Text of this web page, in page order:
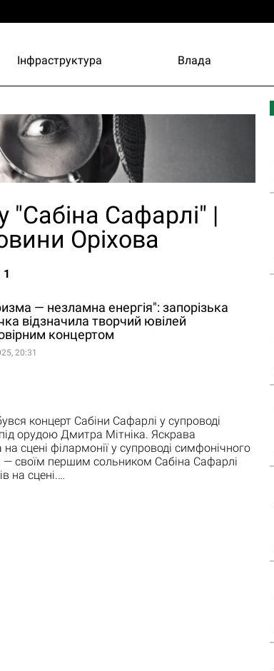
Інфраструктура Влада
"Сабіна Сафарлі" |
Оріхова
1
— незламна енергія": запорізька
відзначила творчий ювілей
концертом
20:31
концерт Сабіни Сафарлі у супроводі
орудою Дмитра Мітніка. Яскрава
сцені філармонії у супроводі симфонічного
— своїм першим сольником Сабіна Сафарлі
на сцені.…